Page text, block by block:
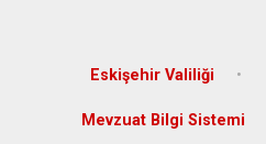
Eskişehir Valiliği
Mevzuat Bilgi Sistemi